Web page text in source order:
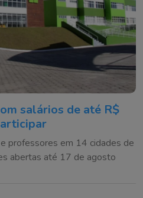
salários de até R$
professores em 14 cidades de
abertas até 17 de agosto